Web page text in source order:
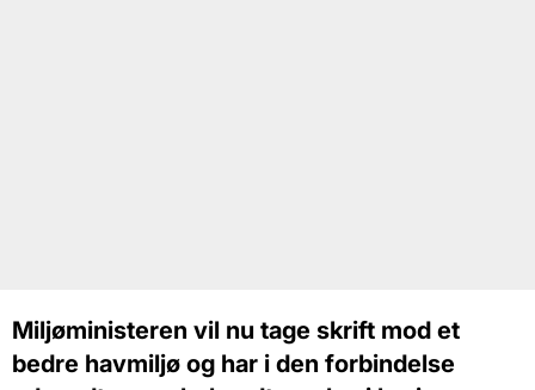
Miljøministeren vil nu tage skrift mod et
bedre havmiljø og har i den forbindelse